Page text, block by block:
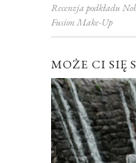
Recenzja podkładu
Fusion Make-Up
MOŻE CI SIĘ